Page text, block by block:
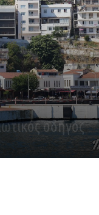
οδηγός